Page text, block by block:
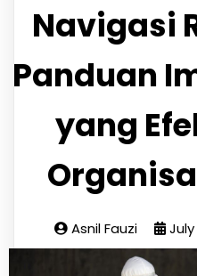
Navigasi
Panduan
yang
Asnil Fauzi July